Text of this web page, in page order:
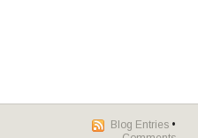
Blog Entries •